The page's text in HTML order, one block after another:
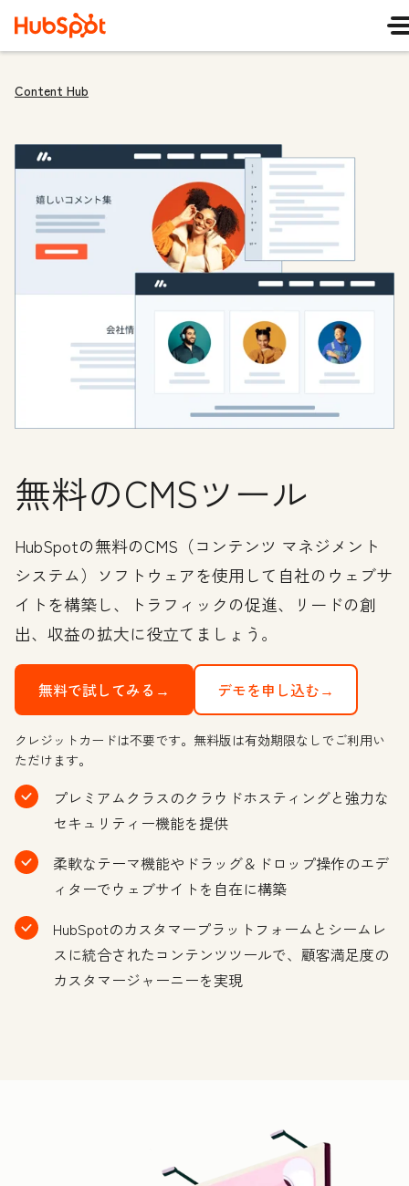
Content Hub
無料のCMSツール
HubSpotの無料のCMS（コンテンツ マネジメント
システム）ソフトウェアを使用して自社のウェブサ
イトを構築し、トラフィックの促進、リードの創
出、収益の拡大に役立てましょう。
無料で試してみる→ デモを申し込む→
クレジットカードは不要です。無料版は有効期限なしでご利用い
ただけます。
プレミアムクラスのクラウドホスティングと強力な
セキュリティー機能を提供
柔軟なテーマ機能やドラッグ＆ドロップ操作のエデ
ィターでウェブサイトを自在に構築
HubSpotのカスタマープラットフォームとシームレ
スに統合されたコンテンツツールで、顧客満足度の
カスタマージャーニーを実現